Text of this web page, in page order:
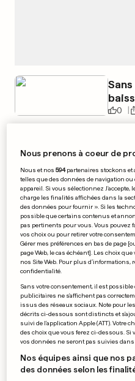
0
0
La mort d'un
embrase la cité
0 0
Nous prenons à coeur de
Nous et nos594partenaires stockons et
telles que des données de navigation
appareil. Si vous sélectionnez
charge les finalités affichées dans la
des données pour fournir ». Si les
possible que certains contenus et
pas pertinents pour vous. Vous pouvez
vos choix ou pour retirer votre
Gérer mes préférences en bas de page
page Web, le cas échéant]. Les choix
nos Site Web. Pour plus d’informations,
confidentialité.
Sans votre consentement, il est
publicitaires ne s'affichent pas
issus des réseaux sociaux. Note pour
décrits ci-dessous sont distincts et
suivi de l'application Apple (ATT). Votre
des choix que vous ferez ci-dessous. Si
vos données ne seront pas suivies
Nos équipes ainsi que nos
des données selon les